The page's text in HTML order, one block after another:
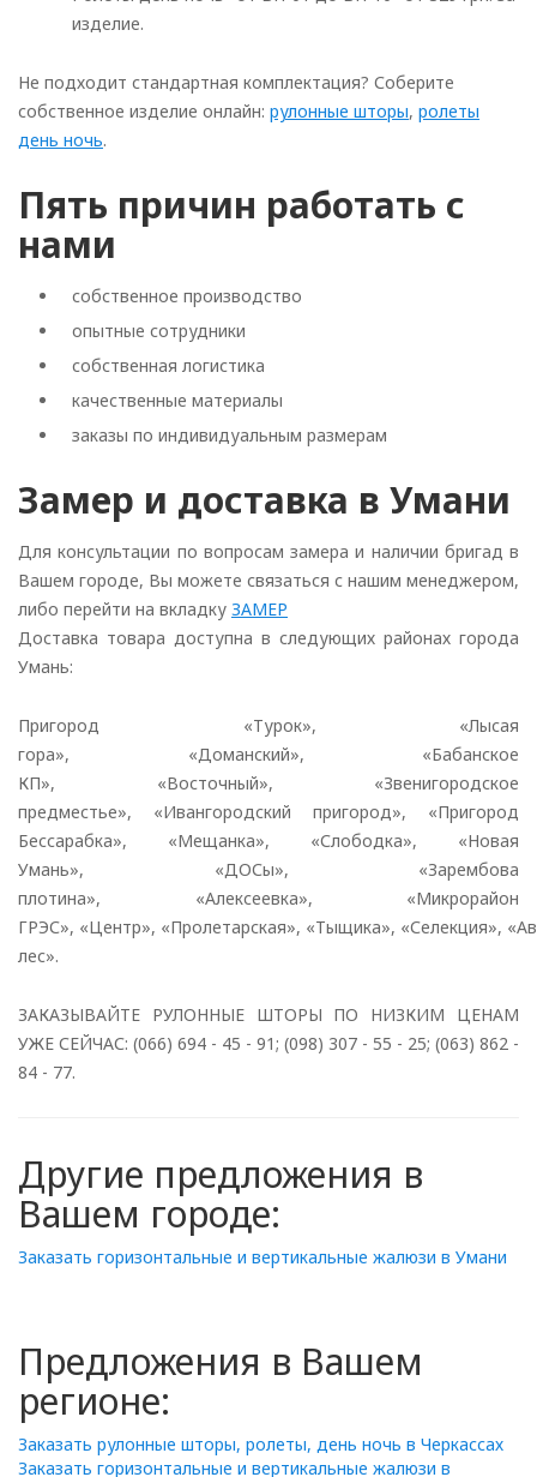
изделие.
Не подходит стандартная комплектация? Соберите
собственное изделие онлайн: рулонные шторы, ролеты
день ночь.
Пять причин работать с
нами
собственное производство
опытные сотрудники
собственная логистика
качественные материалы
заказы по индивидуальным размерам
Замер и доставка в Умани
Для консультации по вопросам замера и наличии бригад в
Вашем городе, Вы можете связаться с нашим менеджером,
либо перейти на вкладку ЗАМЕР
Доставка товара доступна в следующих районах города
Умань:
Пригород «Турок», «Лысая
гора», «Доманский», «Бабанское
КП», «Восточный», «Звенигородское
предместье», «Ивангородский пригород», «Пригород
Бессарабка», «Мещанка», «Слободка», «Новая
Умань», «ДОСы», «Зарембова
плотина», «Алексеевка», «Микрорайон
ГРЭС», «Центр», «Пролетарская», «Тыщика», «Селекция»,
лес».
ЗАКАЗЫВАЙТЕ РУЛОННЫЕ ШТОРЫ ПО НИЗКИМ ЦЕНАМ
УЖЕ СЕЙЧАС: (066) 694 - 45 - 91; (098) 307 - 55 - 25; (063) 862 -
84 - 77.
Другие предложения в
Вашем городе:
Заказать горизонтальные и вертикальные жалюзи в Умани
Предложения в Вашем
регионе:
Заказать рулонные шторы, ролеты, день ночь в Черкассах
Заказать горизонтальные и вертикальные жалюзи в